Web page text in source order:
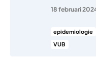
18 februari
epidemiologie
VUB